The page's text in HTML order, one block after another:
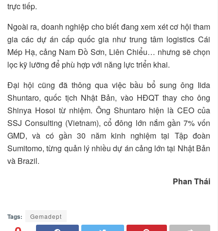
trực tiếp.
Ngoài ra, doanh nghiệp cho biết đang xem xét cơ hội tham
gia các dự án cấp quốc gia như trung tâm logistics Cái
Mép Hạ, cảng Nam Đồ Sơn, Liên Chiểu… nhưng sẽ chọn
lọc kỹ lưỡng để phù hợp với năng lực triển khai.
Đại hội cũng đã thông qua việc bầu bổ sung ông Iida
Shuntaro, quốc tịch Nhật Bản, vào HĐQT thay cho ông
Shinya Hosoi từ nhiệm. Ông Shuntaro hiện là CEO của
SSJ Consulting (Vietnam), cổ đông lớn nắm gần 7% vốn
GMD, và có gần 30 năm kinh nghiệm tại Tập đoàn
Sumitomo, từng quản lý nhiều dự án cảng lớn tại Nhật Bản
và Brazil.
Phan Thái
Tags: Gemadept